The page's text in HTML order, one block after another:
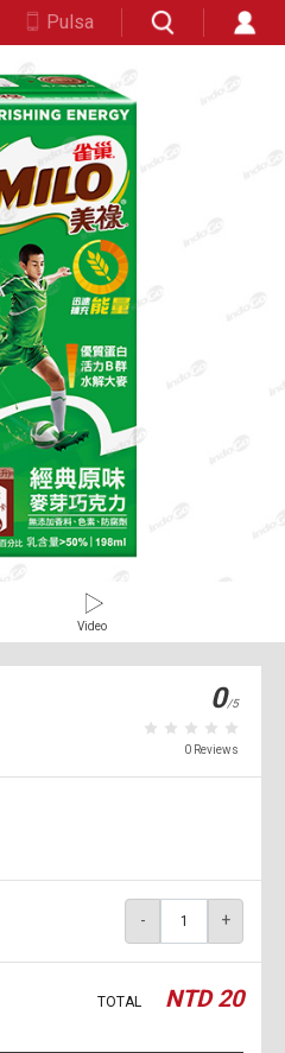
Pulsa
Video
0/5
0 Reviews
- +
TOTAL NTD20